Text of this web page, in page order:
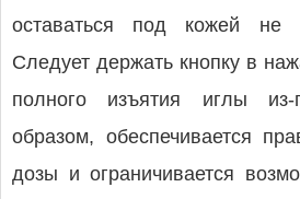
оставаться под кожей не
Следует держать кнопку в
полного изъятия иглы
образом, обеспечивается
дозы и ограничивается